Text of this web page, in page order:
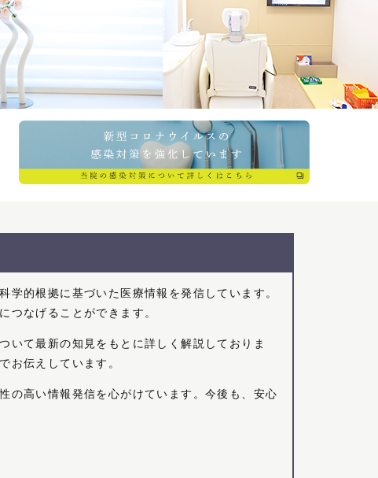
的根拠に基づいた医療情報を発信しています。
つなげることができます。
いて最新の知見をもとに詳しく解説しておりま
お伝えしています。
の高い情報発信を心がけています。今後も、安心